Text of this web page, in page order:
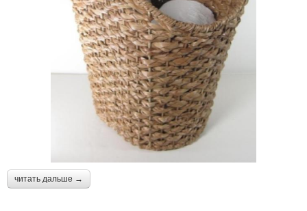
читать дальше →